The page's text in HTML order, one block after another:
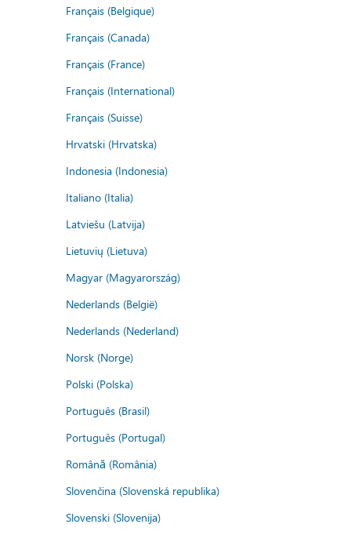
Français (Belgique)
Français (Canada)
Français (France)
Français (International)
Français (Suisse)
Hrvatski (Hrvatska)
Indonesia (Indonesia)
Italiano (Italia)
Latviešu (Latvija)
Lietuvių (Lietuva)
Magyar (Magyarország)
Nederlands (België)
Nederlands (Nederland)
Norsk (Norge)
Polski (Polska)
Português (Brasil)
Português (Portugal)
Română (România)
Slovenčina (Slovenská republika)
Slovenski (Slovenija)